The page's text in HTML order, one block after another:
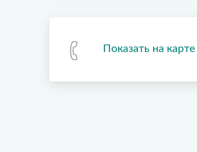
Показать на карте